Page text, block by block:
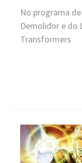
No programa
Demolidor e do
Transformers